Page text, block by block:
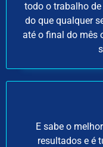
todo o trabalho
do que qualquer
até o final do mês
E sabe o
resultados e é